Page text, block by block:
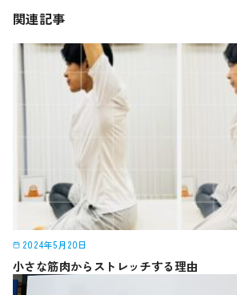
関連記事
2024年5月20日
小さな筋肉からストレッチする理由